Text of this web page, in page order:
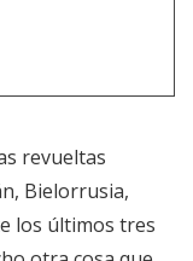
revueltas
Bielorrusia,
los últimos tres